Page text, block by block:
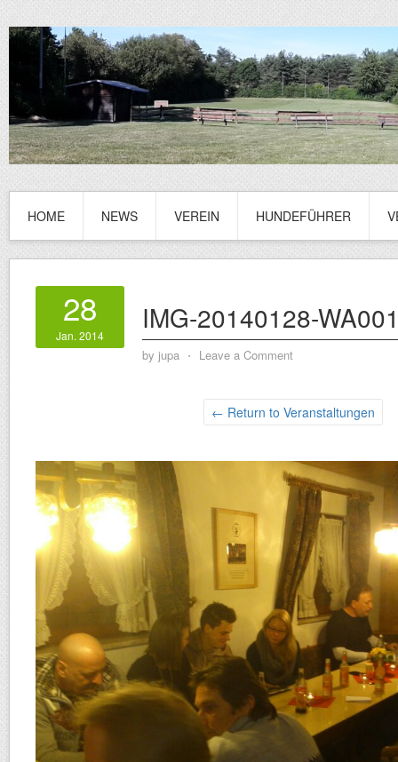
HOME NEWS VEREIN HUNDEFÜHRER
28
Jan. 2014
IMG-20140128-
by jupa ⋅ Leave a Comment
← Return to Veranstaltungen